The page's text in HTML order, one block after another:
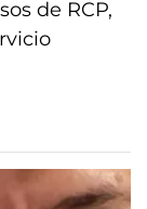
de RCP,